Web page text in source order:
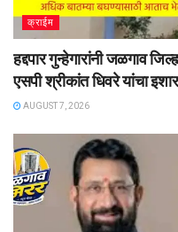
क्राईम
हद्दपार गुन्हेगारांनी जळगाव
एसपी श्रीकांत धिवरे यांचा
AUGUST 7, 2026